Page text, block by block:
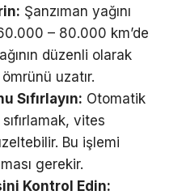
Şanzıman yağını
– 80.000 km’de
düzenli olarak
uzatır.
Sıfırlayın: Otomatik
vites
Bu işlemi
gerekir.
Kontrol Edin: